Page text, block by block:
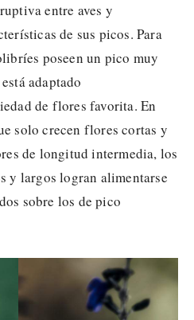
entre aves y
de sus picos. Para
poseen un pico muy
adaptado
de flores favorita. En
solo crecen flores cortas y
de longitud intermedia, los
y largos logran alimentarse
sobre los de pico